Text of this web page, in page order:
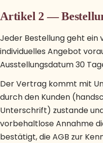
Artikel 2 —
Jeder Bestellung geht
individuelles Angebot
Ausstellungsdatum 30
Der Vertrag kommt mit
durch den Kunden
Unterschrift) zustande
vorbehaltlose Annahme
bestätigt, die AGB zur